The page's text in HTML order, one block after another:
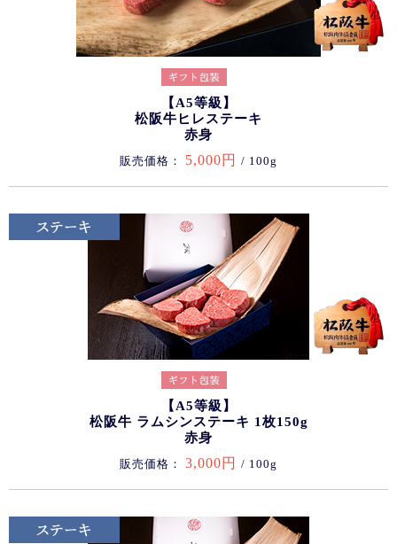
【A5等級】
松阪牛ヒレステーキ
赤身
販売価格： 5,000円 / 100g
【A5等級】
松阪牛 ラムシンステーキ 1枚150g
赤身
販売価格： 3,000円 / 100g